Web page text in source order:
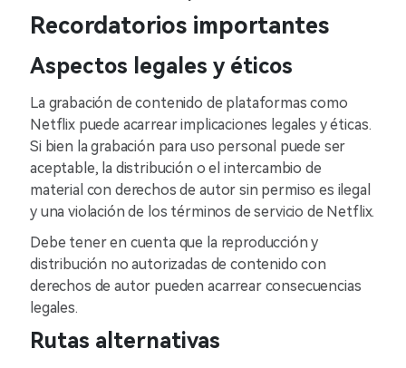
Recordatorios importantes
Aspectos legales y éticos
La grabación de contenido de plataformas como
Netflix puede acarrear implicaciones legales y éticas.
Si bien la grabación para uso personal puede ser
aceptable, la distribución o el intercambio de
material con derechos de autor sin permiso es ilegal
y una violación de los términos de servicio de Netflix.
Debe tener en cuenta que la reproducción y
distribución no autorizadas de contenido con
derechos de autor pueden acarrear consecuencias
legales.
Rutas alternativas